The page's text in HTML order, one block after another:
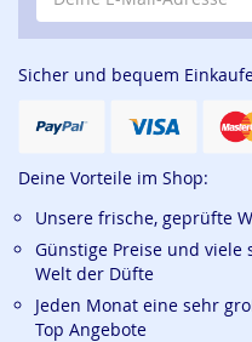
Sicher und bequem
Deine Vorteile im Shop:
Unsere frische, geprüfte
Günstige Preise und viele
Welt der Düfte
Jeden Monat eine sehr
Top Angebote